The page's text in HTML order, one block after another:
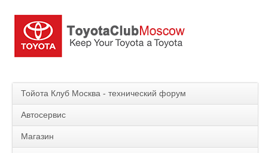
Тойота Клуб Москва - технический форум
Автосервис
Магазин